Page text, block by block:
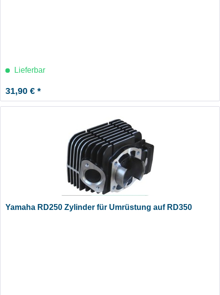
Lieferbar
31,90 € *
Yamaha RD250 Zylinder für Umrüstung auf RD350